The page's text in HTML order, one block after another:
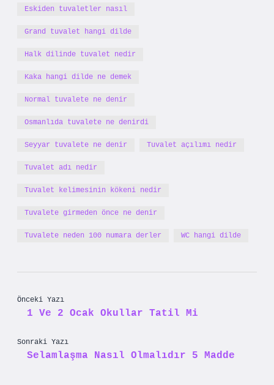
Eskiden tuvaletler nasıl
Grand tuvalet hangi dilde
Halk dilinde tuvalet nedir
Kaka hangi dilde ne demek
Normal tuvalete ne denir
Osmanlıda tuvalete ne denirdi
Seyyar tuvalete ne denir Tuvalet açılımı nedir
Tuvalet adı nedir
Tuvalet kelimesinin kökeni nedir
Tuvalete girmeden önce ne denir
Tuvalete neden 100 numara derler WC hangi dilde
Önceki Yazı
1 Ve 2 Ocak Okullar Tatil Mi
Sonraki Yazı
Selamlaşma Nasıl Olmalıdır 5 Madde